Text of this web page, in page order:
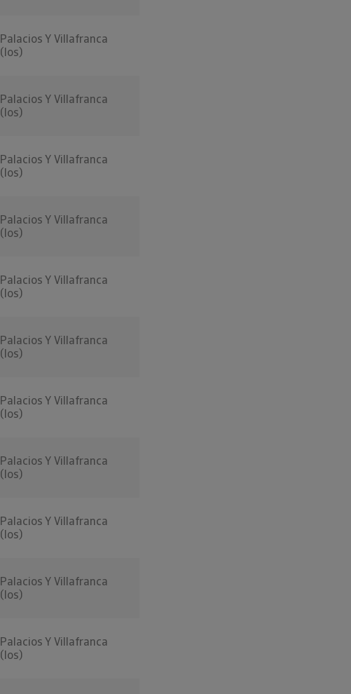
Palacios Y Villafranca
(los)
Palacios Y Villafranca
(los)
Palacios Y Villafranca
(los)
Palacios Y Villafranca
(los)
Palacios Y Villafranca
(los)
Palacios Y Villafranca
(los)
Palacios Y Villafranca
(los)
Palacios Y Villafranca
(los)
Palacios Y Villafranca
(los)
Palacios Y Villafranca
(los)
Palacios Y Villafranca
(los)